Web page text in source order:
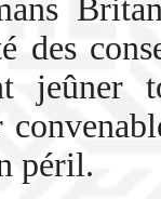
des
jeûner
péril.